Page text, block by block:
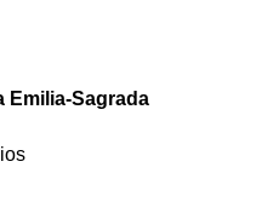
Emilia-Sagrada